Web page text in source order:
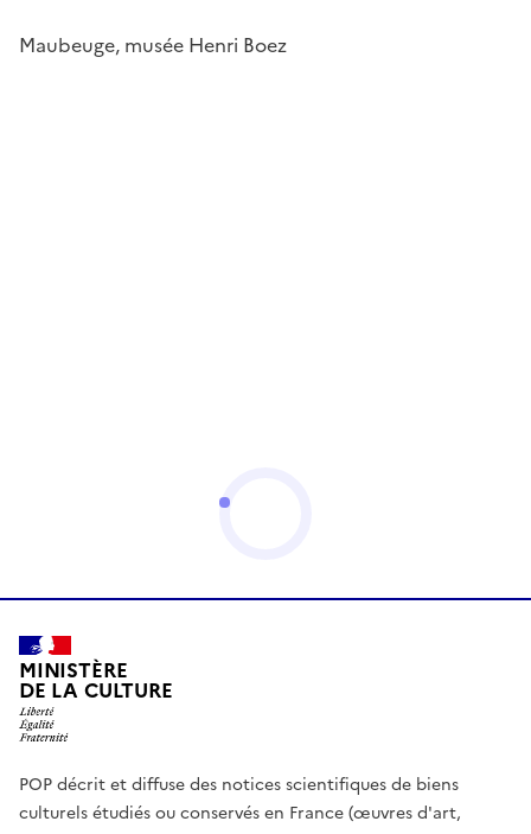
Maubeuge, musée Henri Boez
MINISTÈRE
DE LA CULTURE
POP décrit et diffuse des notices scientifiques de biens
culturels étudiés ou conservés en France (œuvres d'art,